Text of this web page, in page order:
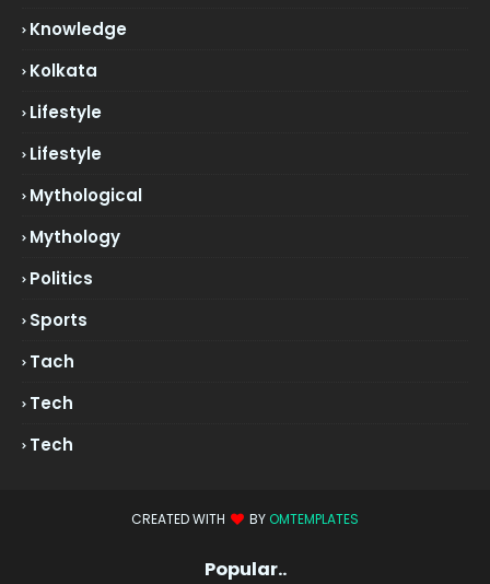
Knowledge
Kolkata
Lifestyle
Lifestyle
Mythological
Mythology
Politics
Sports
Tach
Tech
Tech
CREATED WITH BY OMTEMPLATES
Popular..